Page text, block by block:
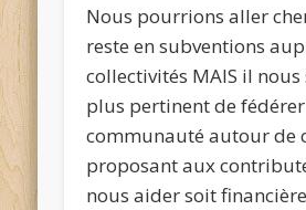
Nous pourrions aller
reste en subventions
collectivités MAIS il nous
plus pertinent de
communauté autour de
proposant aux
nous aider soit